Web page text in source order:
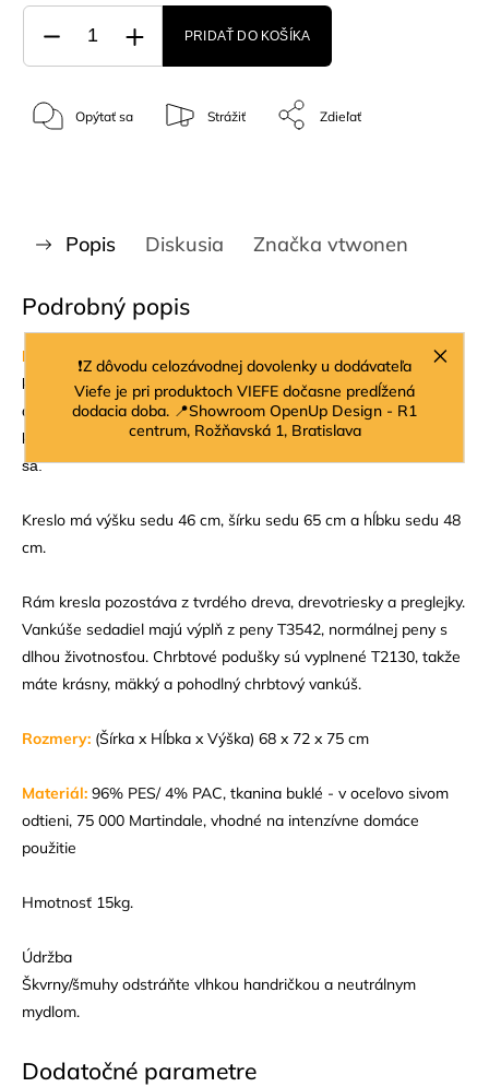
❗Z dôvodu celozávodnej dovolenky u dodávateľa
Viefe je pri produktoch VIEFE dočasne predĺžená
dodacia doba. 📍Showroom OpenUp Design - R1
centrum, Rožňavská 1, Bratislava
PRIDAŤ DO KOŠÍKA
Opýtať sa Strážiť Zdieľať
Popis Diskusia Značka vtwonen
Podrobný popis
Popis:
Vďaka kompaktným rozmerom sa kresielko hodí do
každej miestnosti. Napriek svojmu minimalistickému prevedeniu
dodá Vášmu interiéru nadčasovú atmosféru. Kresielko je veľmi
komfortné aj vďaka širokej ploche 68 cm na sedenie a opretie
sa.
Kreslo má výšku sedu 46 cm, šírku sedu 65 cm a hĺbku sedu 48
cm.
Rám kresla pozostáva z tvrdého dreva, drevotriesky a preglejky.
Vankúše sedadiel majú výplň z peny T3542, normálnej peny s
dlhou životnosťou. Chrbtové podušky sú vyplnené T2130, takže
máte krásny, mäkký a pohodlný chrbtový vankúš.
Rozmery: (Šírka x Hĺbka x Výška) 68 x 72 x 75 cm
Materiál: 96% PES/ 4% PAC, tkanina buklé - v oceľovo sivom
odtieni, 75 000 Martindale, vhodné na intenzívne domáce
použitie
Hmotnosť 15kg.
Údržba
Škvrny/šmuhy odstráňte vlhkou handričkou a neutrálnym
mydlom.
Dodatočné parametre